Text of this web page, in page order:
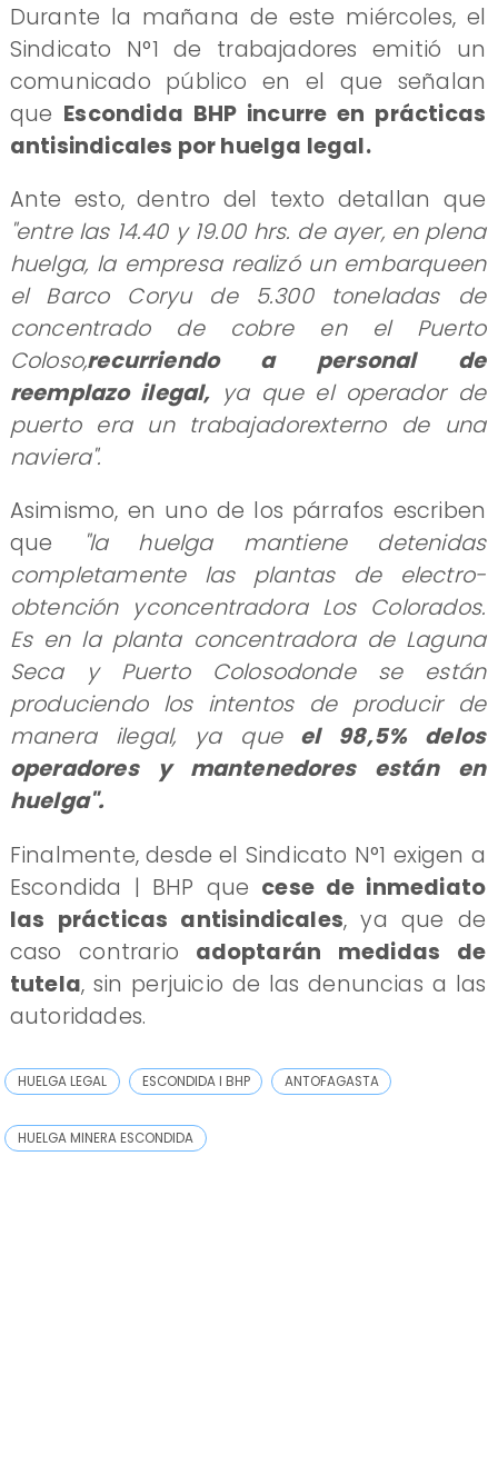
Durante la mañana de este miércoles, el
Sindicato N°1 de trabajadores emitió un
comunicado público en el que señalan
que Escondida BHP incurre en prácticas
antisindicales por huelga legal.
Ante esto, dentro del texto detallan que
"entre las 14.40 y 19.00 hrs. de ayer, en plena
huelga, la empresa realizó un embarqueen
el Barco Coryu de 5.300 toneladas de
concentrado de cobre en el Puerto
Coloso,recurriendo a personal de
reemplazo ilegal, ya que el operador de
puerto era un trabajadorexterno de una
naviera".
Asimismo, en uno de los párrafos escriben
que
"la huelga mantiene detenidas
completamente las plantas de electro-
obtención yconcentradora Los Colorados.
Es en la planta concentradora de Laguna
Seca y Puerto Colosodonde se están
produciendo los intentos de producir de
manera ilegal, ya queel 98,5% delos
operadores y mantenedores están en
huelga".
Finalmente, desde el Sindicato N°1 exigen a
Escondida | BHP que cese de inmediato
las prácticas antisindicales, ya que de
caso contrario adoptarán medidas de
tutela, sin perjuicio de las denuncias a las
autoridades.
HUELGA LEGAL ESCONDIDA I BHP ANTOFAGASTA
HUELGA MINERA ESCONDIDA